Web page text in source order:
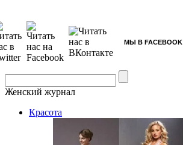
МЫ В FACEBOOK
Женский журнал
Красота